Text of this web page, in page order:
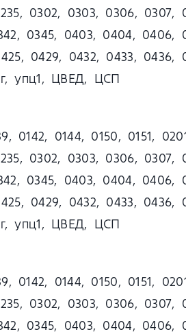
0302, 0303, 0306, 0307,
0345, 0403, 0404, 0406,
0429, 0432, 0433,
упц1, ЦВЕД, ЦСП
0142, 0144, 0150, 0151,
0302, 0303, 0306, 0307,
0345, 0403, 0404, 0406,
0429, 0432, 0433,
упц1, ЦВЕД, ЦСП
0142, 0144, 0150, 0151,
0302, 0303, 0306, 0307,
0345, 0403, 0404, 0406,